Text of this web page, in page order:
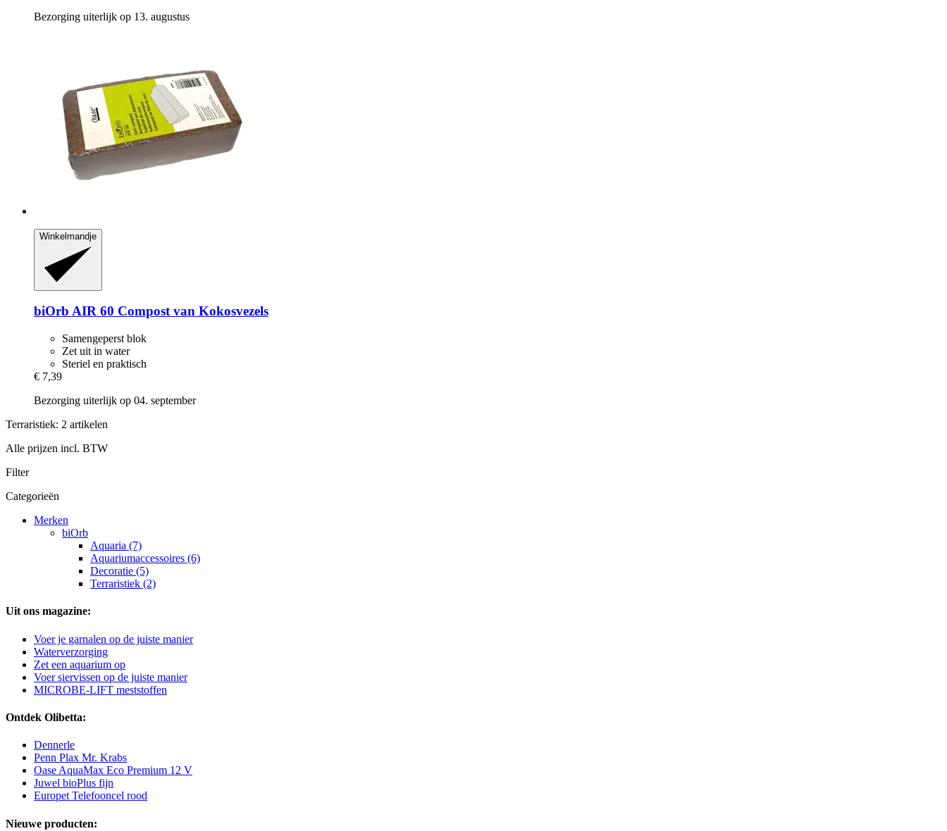
Bezorging uiterlijk op 13. augustus
Winkelmandje
biOrb AIR 60 Compost van Kokosvezels
Samengeperst blok
Zet uit in water
Steriel en praktisch
€ 7,39
Bezorging uiterlijk op 04. september
Terraristiek: 2 artikelen
Alle prijzen incl. BTW
Filter
Categorieën
Merken
biOrb
Aquaria (7)
Aquariumaccessoires (6)
Decoratie (5)
Terraristiek (2)
Uit ons magazine:
Voer je garnalen op de juiste manier
Waterverzorging
Zet een aquarium op
Voer siervissen op de juiste manier
MICROBE-LIFT meststoffen
Ontdek Olibetta:
Dennerle
Penn Plax Mr. Krabs
Oase AquaMax Eco Premium 12 V
Juwel bioPlus fijn
Europet Telefooncel rood
Nieuwe producten: